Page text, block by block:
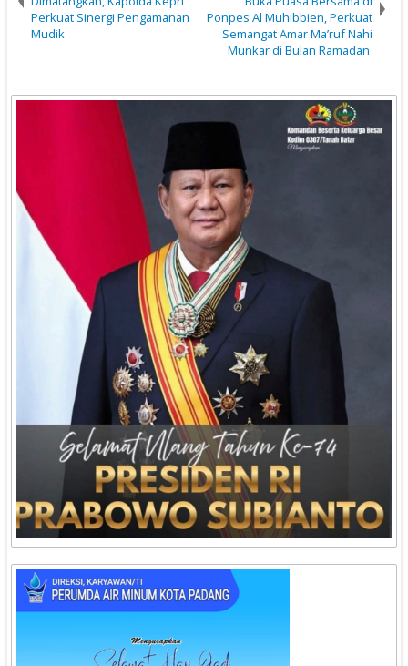
Perkuat Sinergi Pengamanan
Mudik
Ponpes Al Muhibbien, Perkuat
Semangat Amar Ma’ruf Nahi
Munkar di Bulan Ramadan ‎